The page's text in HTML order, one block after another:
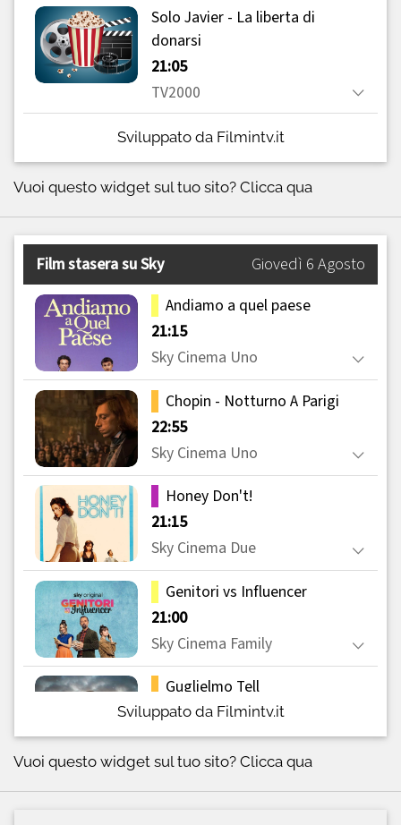
Sviluppato da Filmintv.it
Vuoi questo widget sul tuo sito? Clicca qua
Sviluppato da Filmintv.it
Vuoi questo widget sul tuo sito? Clicca qua